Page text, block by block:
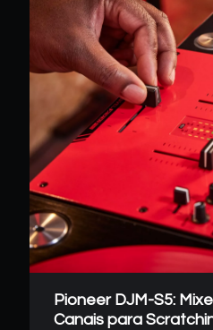
Pioneer DJM-S5:
Canais para